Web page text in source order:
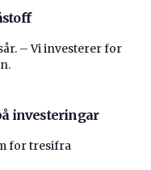
– Vi investerer for
investeringar
for tresifra